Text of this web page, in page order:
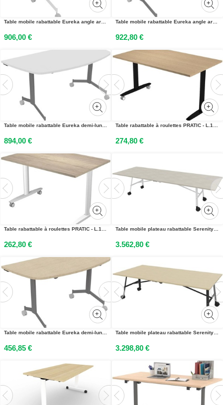
Table mobile rabattable Eureka angle arrondi à gauche - L.150 x P.70 cm - Plateau Chêne Nebraska - Pieds Blanc
906,00 €
Table mobile rabattable Eureka angle arrondi à droite - L.170 x P.80 cm - Plateau Blanc - Pieds Aluminium
922,80 €
Table mobile rabattable Eureka demi-lune - L.160 x P.80 cm - Plateau Blanc - Pieds Aluminium
894,00 €
Table rabattable à roulettes PRATIC - L.140 x P.80 cm - Plateau Chêne - Pieds Noir
274,80 €
Table rabattable à roulettes PRATIC - L.120 x P.80 cm - Plateau Chêne Canadien - Pieds Blanc
262,80 €
Table mobile plateau rabattable Serenity 320 x 120 cm Béton – Pied Blanc
3.562,80 €
Table mobile rabattable Eureka demi-lune - L.140 x P.70 cm - Plateau Chêne - Pieds Aluminium
456,85 €
Table mobile plateau rabattable Serenity 240 x 120 cm Chêne – Pied Noir
3.298,80 €